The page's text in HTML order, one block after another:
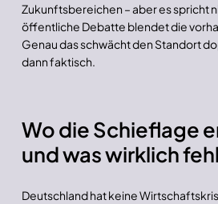
Zukunftsbereichen – aber es spricht
öffentliche Debatte blendet die
Genau das schwächt den Standort
dann faktisch.
Wo die Schieflage
und was wirklich
Deutschland hat keine